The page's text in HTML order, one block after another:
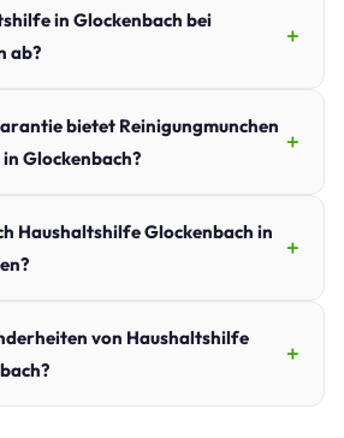
in Glockenbach bei
ab?
bietet Reinigungmunchen
Glockenbach?
Haushaltshilfe Glockenbach in
von Haushaltshilfe